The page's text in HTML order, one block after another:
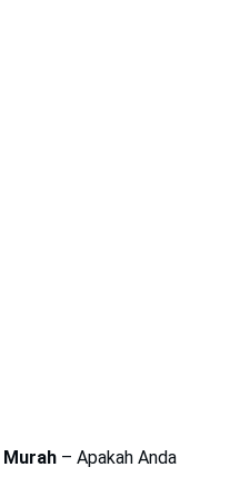
Murah – Apakah Anda